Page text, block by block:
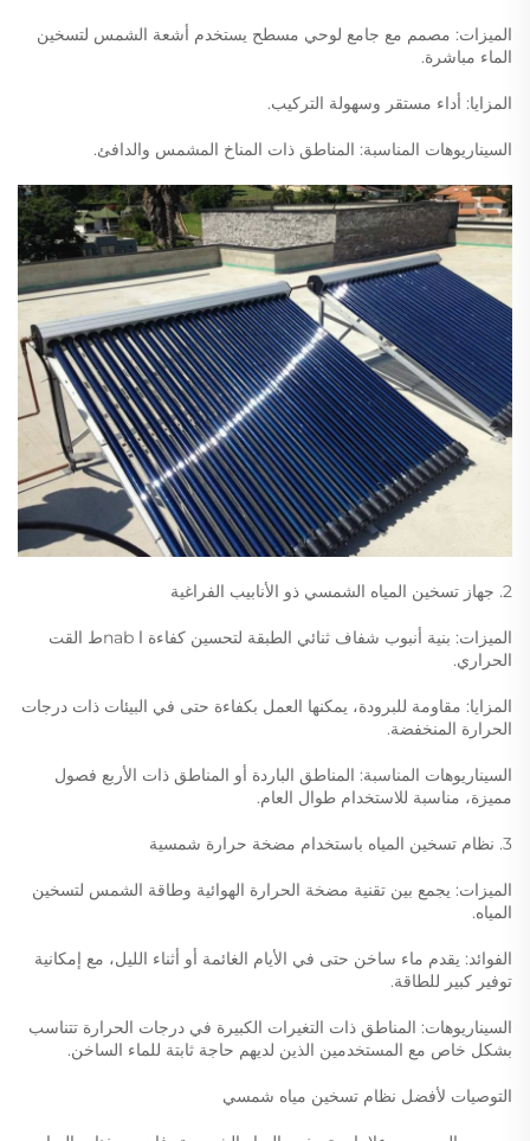
الميزات: مصمم مع جامع لوحي مسطح يستخدم أشعة الشمس لتسخين
الماء مباشرة.
المزايا: أداء مستقر وسهولة التركيب.
السيناريوهات المناسبة: المناطق ذات المناخ المشمس والدافئ.
2. جهاز تسخين المياه الشمسي ذو الأنابيب الفراغية
الميزات: بنية أنبوب شفاف ثنائي الطبقة لتحسين كفاءة ا nabط القت
الحراري.
المزايا: مقاومة للبرودة، يمكنها العمل بكفاءة حتى في البيئات ذات درجات
الحرارة المنخفضة.
السيناريوهات المناسبة: المناطق الباردة أو المناطق ذات الأربع فصول
مميزة، مناسبة للاستخدام طوال العام.
3. نظام تسخين المياه باستخدام مضخة حرارة شمسية
الميزات: يجمع بين تقنية مضخة الحرارة الهوائية وطاقة الشمس لتسخين
المياه.
الفوائد: يقدم ماء ساخن حتى في الأيام الغائمة أو أثناء الليل، مع إمكانية
توفير كبير للطاقة.
السيناريوهات: المناطق ذات التغيرات الكبيرة في درجات الحرارة تتناسب
بشكل خاص مع المستخدمين الذين لديهم حاجة ثابتة للماء الساخن.
التوصيات لأفضل نظام تسخين مياه شمسي